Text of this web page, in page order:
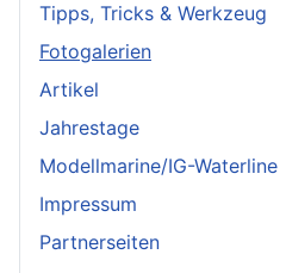
Tipps, Tricks & Werkzeug
Fotogalerien
Artikel
Jahrestage
Modellmarine/IG-Waterline
Impressum
Partnerseiten